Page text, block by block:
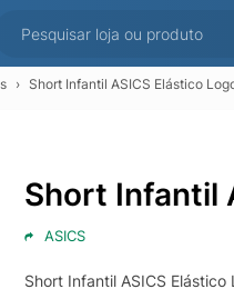
Short Infantil ASICS Elástico
Short Infantil
ASICS
Short Infantil ASICS Elástico